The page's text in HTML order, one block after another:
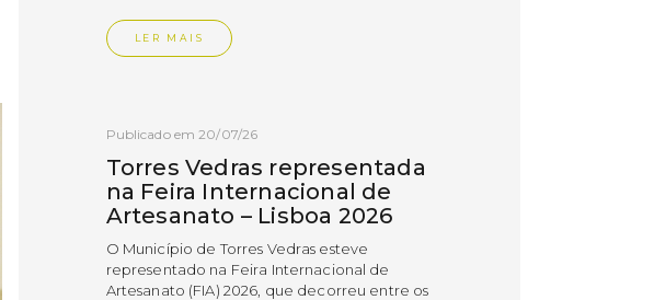
LER MAIS
Publicado em 20/07/26
Torres Vedras representada
na Feira Internacional de
Artesanato – Lisboa 2026
O Município de Torres Vedras esteve
representado na Feira Internacional de
Artesanato (FIA) 2026, que decorreu entre os